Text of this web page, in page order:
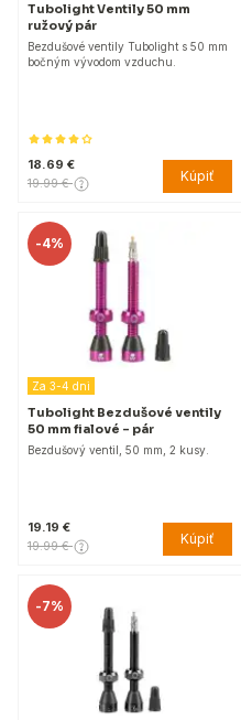
Tubolight Ventily 50 mm
ružový pár
Bezdušové ventily Tubolight s 50 mm
bočným vývodom vzduchu.
18.69 €
19.99 € Kúpiť
-4%
Za 3-4 dni
Tubolight Bezdušové ventily
50 mm fialové - pár
Bezdušový ventil, 50 mm, 2 kusy.
19.19 €
19.99 € Kúpiť
-7%